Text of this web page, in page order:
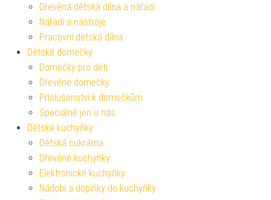
Dřevěná dětská dílna a nářadí
Nářadí a nástroje
Pracovní dětská dílna
Dětské domečky
Domečky pro děti
Dřevěné domečky
Příslušenství k domečkům
Speciálně jen u nás
Dětské kuchyňky
Dětská cukrárna
Dřevěné kuchyňky
Elektronické kuchyňky
Nádobí a doplňky do kuchyňky